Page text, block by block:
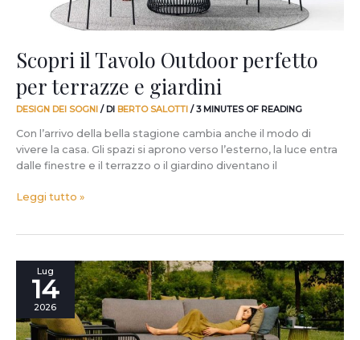
Scopri il Tavolo Outdoor perfetto
per terrazze e giardini
DESIGN DEI SOGNI / DI BERTO SALOTTI /3 MINUTES OF READING
Con l’arrivo della bella stagione cambia anche il modo di
vivere la casa. Gli spazi si aprono verso l’esterno, la luce entra
dalle finestre e il terrazzo o il giardino diventano il
Leggi tutto »
Lug
14
2026
regole
outdoor
il